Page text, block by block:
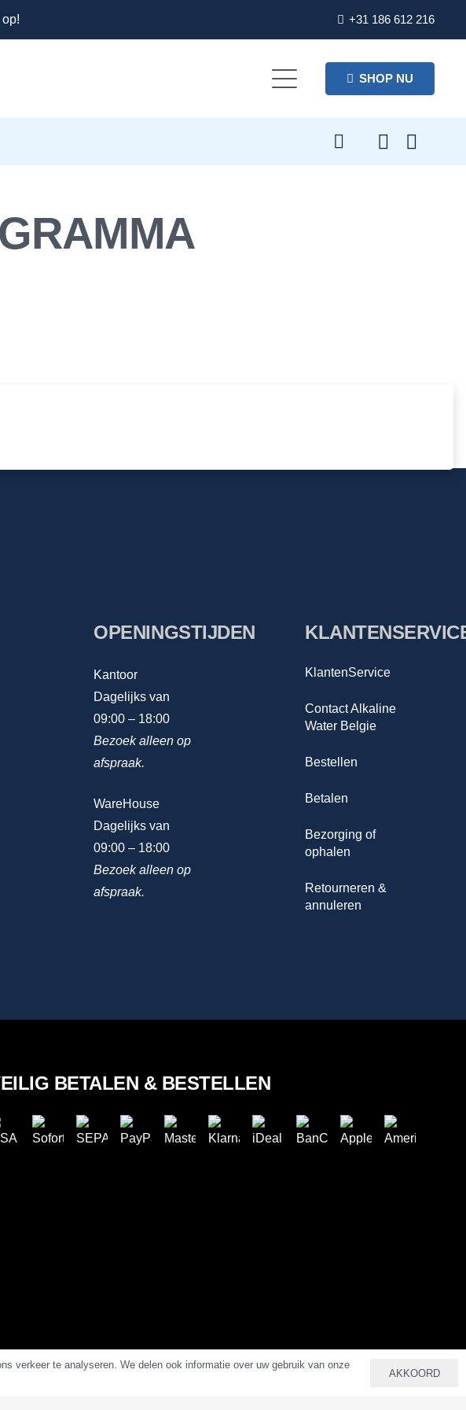
+31 186 612 216
SHOP NU
OPENINGSTIJDEN
Kantoor
Dagelijks van
09:00 – 18:00
Bezoek alleen op
afspraak.
WareHouse
Dagelijks van
09:00 – 18:00
Bezoek alleen op
afspraak.
KlantenService
Contact Alkaline
Water Belgie
Bestellen
Betalen
Bezorging of
ophalen
Retourneren &
annuleren
BETALEN & BESTELLEN
verkeer te analyseren. We delen ook informatie over uw gebruik van onze
AKKOORD